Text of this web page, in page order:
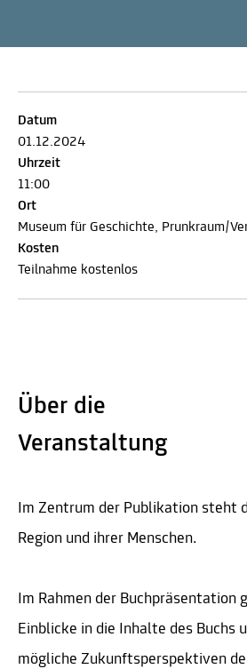
Datum
01.12.2024
Uhrzeit
11:00
Ort
Museum für Geschichte, Prunkraum/
Kosten
Teilnahme kostenlos
Über die
Veranstaltung
Im Zentrum der Publikation steht
Region und ihrer Menschen.
Im Rahmen der Buchpräsentation
Einblicke in die Inhalte des Buchs
mögliche Zukunftsperspektiven